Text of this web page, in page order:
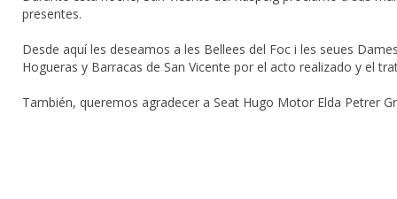
presentes.
Desde aquí les deseamos a les Bellees del Foc i les seues
Hogueras y Barracas de San Vicente por el acto realizado y el
También, queremos agradecer a Seat Hugo Motor Elda Petrer